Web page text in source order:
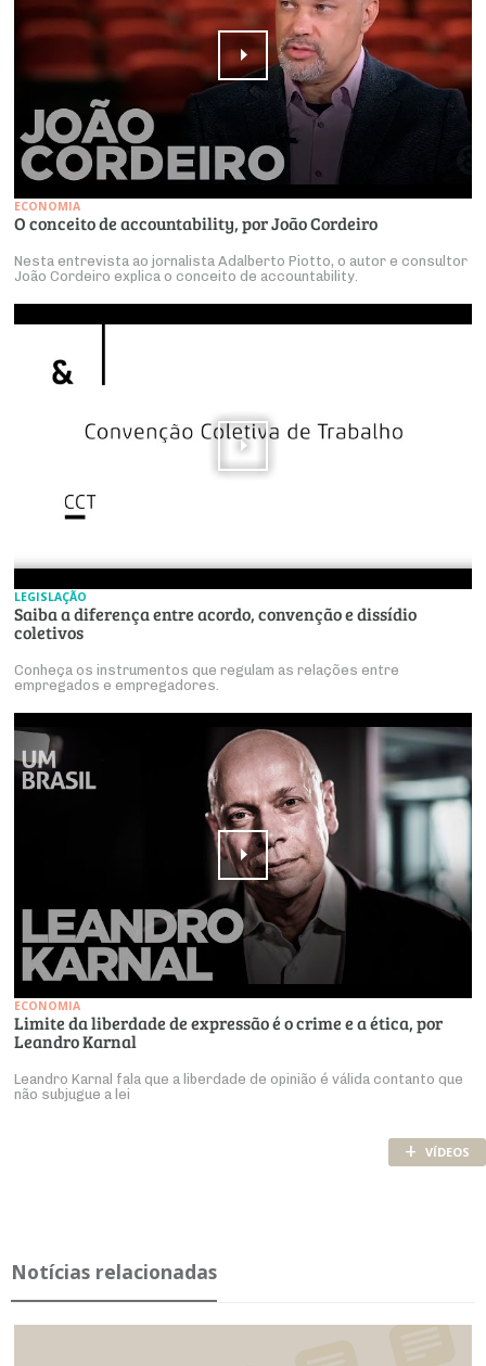
ECONOMIA
O conceito de accountability, por João Cordeiro
Nesta entrevista ao jornalista Adalberto Piotto, o autor e consultor
João Cordeiro explica o conceito de accountability.
LEGISLAÇÃO
Saiba a diferença entre acordo, convenção e dissídio
coletivos
Conheça os instrumentos que regulam as relações entre
empregados e empregadores.
ECONOMIA
Limite da liberdade de expressão é o crime e a ética, por
Leandro Karnal
Leandro Karnal fala que a liberdade de opinião é válida contanto que
não subjugue a lei
+ VÍDEOS
Notícias relacionadas